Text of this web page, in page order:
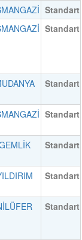
Standart
Standart
Standart
Standart
Standart
Standart
Standart